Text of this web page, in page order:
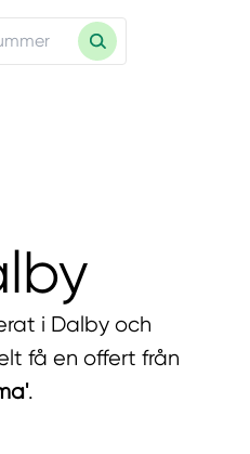
i Dalby och
få en offert från
.